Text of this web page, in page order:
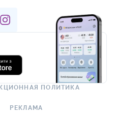
ПОЛИТИКА
РЕКЛАМА